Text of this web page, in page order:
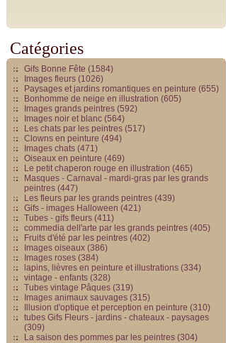
Catégories
Gifs Bonne Fête (1584)
Images fleurs (1026)
Paysages et jardins romantiques en peinture (655)
Bonhomme de neige en illustration (605)
Images grands peintres (592)
Images noir et blanc (564)
Les chats par les peintres (517)
Clowns en peinture (494)
Images chats (471)
Oiseaux en peinture (469)
Le petit chaperon rouge en illustration (465)
Masques - Carnaval - mardi-gras par les grands
peintres (447)
Les fleurs par les grands peintres (439)
Gifs - images Halloween (421)
Tubes - gifs fleurs (411)
commedia dell'arte par les grands peintres (405)
Fruits d'été par les peintres (402)
Images oiseaux (386)
Images roses (384)
lapins, lièvres en peinture et illustrations (334)
vintage - enfants (328)
Tubes vintage Pâques (319)
Images animaux sauvages (315)
Illusion d'optique et perception en peinture (310)
tubes Gifs Fleurs - jardins - chateaux - paysages
(309)
La saison des pommes par les peintres (304)